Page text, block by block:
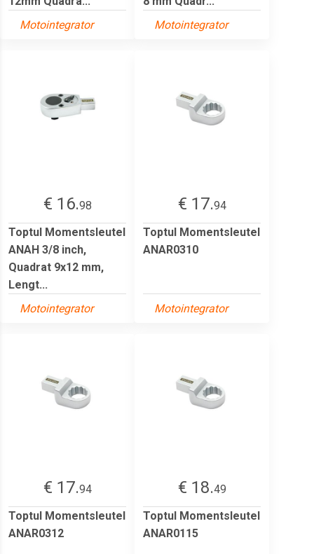
Motointegrator
Motointegrator
€ 16.98
Toptul Momentsleutel
ANAH 3/8 inch,
Quadrat 9x12 mm,
Lengt...
Motointegrator
€ 17.94
Toptul Momentsleutel
ANAR0310
Motointegrator
€ 17.94
Toptul Momentsleutel
ANAR0312
€ 18.49
Toptul Momentsleutel
ANAR0115